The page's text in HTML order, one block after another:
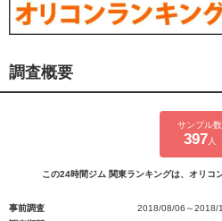
調査概要
サンプル数
397 人
この24時間ジム 関東ランキングは、オリコ
事前調査
2018/08/06～2018/